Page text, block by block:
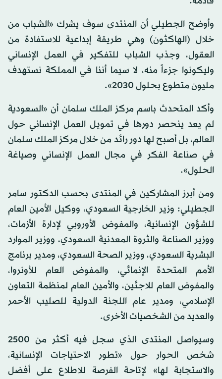
وأوضح الجطيلي أن المنتدى سوف يشرك «الشباب من
خلال (الهاكثون) وهي طريقة إبداعية للاستفادة من
العقول، وجذب الشباب للتفكير في العمل الإنساني
وليكونوا جزءاً منه، لا سيما أننا في المملكة نستهدف
مليون متطوع بحلول 2030».
وأكد المتحدث باسم مركز الملك سلمان أن «السعودية
لم يعد ينحصر دورها في تمويل العمل الإنساني حول
العالم، بل أصبح لها دور رائد من خلال مركز الملك سلمان
في صناعة الفكر في مجال العمل الإنساني وصياغة
الحلول».
ومن أبرز المشاركين في المنتدى بحسب الدكتور سامر
الجطيلي: وزير الخارجية السعودي، ووكيل الأمين العام
للشؤون الإنسانية، والمفوض الأوروبي لإدارة الأزمات،
ووزير الصناعة والثروة المعدنية السعودي، ووزير الموارد
البشرية السعودي، ووزير الصحة السعودي، ومدير برنامج
الأمم المتحدة الإنمائي، والمفوض العام للأونروا،
والمفوض العام للاجئين، والأمين العام لمنظمة التعاون
الإسلامي، ومدير عام اللجنة الدولية للصليب الأحمر
والعديد من الشخصيات الأخرى.
وسيواصل المنتدى الذي سجل فيه أكثر من 2500
شخص الحوار حول «تطور الاحتياجات الإنسانية،
والاستجابة لها» لإتاحة الفرصة للاطلاع على أفضل